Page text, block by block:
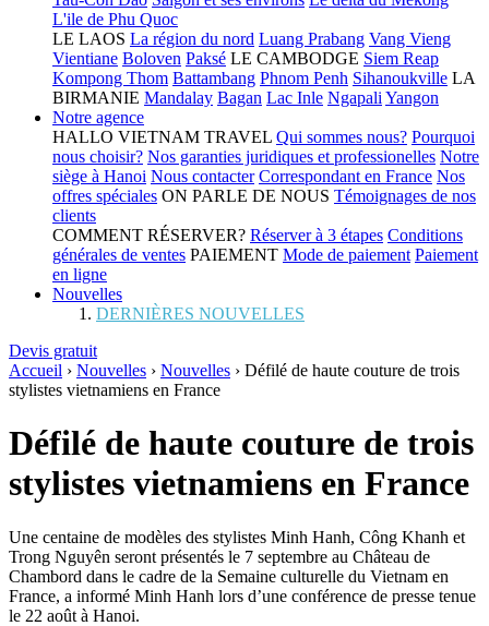
L'ile de Phu Quoc
LE LAOS La région du nord Luang Prabang Vang Vieng
Vientiane Boloven Paksé LE CAMBODGE Siem Reap
Kompong Thom Battambang Phnom Penh Sihanoukville LA
BIRMANIE Mandalay Bagan Lac Inle Ngapali Yangon
Notre agence
HALLO VIETNAM TRAVEL Qui sommes nous? Pourquoi
nous choisir? Nos garanties juridiques et professionelles Notre
siège à Hanoi Nous contacter Correspondant en France Nos
offres spéciales ON PARLE DE NOUS Témoignages de nos
clients
COMMENT RÉSERVER? Réserver à 3 étapes Conditions
générales de ventes PAIEMENT Mode de paiement Paiement
en ligne
Nouvelles
DERNIÈRES NOUVELLES
Devis gratuit
Accueil › Nouvelles › Nouvelles › Défilé de haute couture de trois
stylistes vietnamiens en France
Défilé de haute couture de trois
stylistes vietnamiens en France
Une centaine de modèles des stylistes Minh Hanh, Công Khanh et
Trong Nguyên seront présentés le 7 septembre au Château de
Chambord dans le cadre de la Semaine culturelle du Vietnam en
France, a informé Minh Hanh lors d’une conférence de presse tenue
le 22 août à Hanoi.